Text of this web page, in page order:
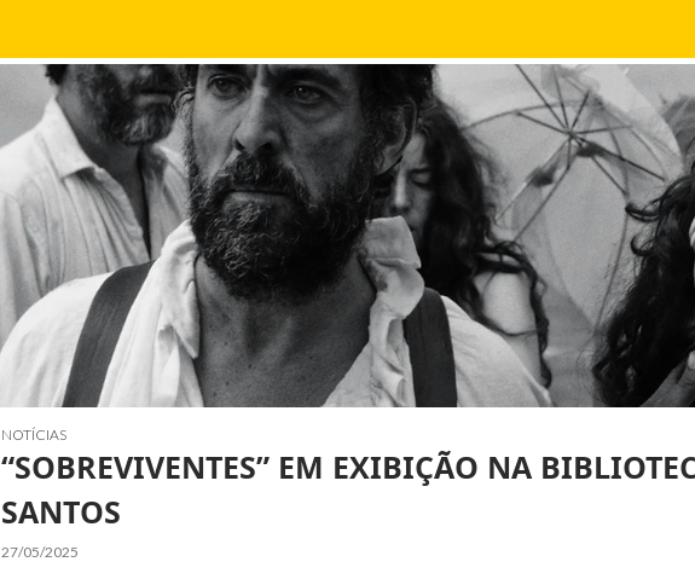
NOTÍCIAS
“SOBREVIVENTES” EM EXIBIÇÃO NA
SANTOS
27/05/2025